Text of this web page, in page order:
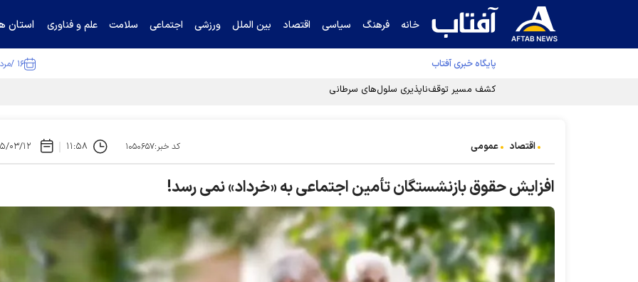
خانه فرهنگ سیاسی اقتصاد بین الملل ورزشی اجتماعی سلامت علم و فناوری استان
پایگاه خبری آفتاب ۱۶ /مرداد /۱۴۰۵
کشف مسیر توقف‌ناپذیری سلول‌های سرطانی
اقتصاد عمومی کد خبر:۱۰۵۰۶۵۷ ۱۱:۵۸ ۱۴۰۵/
افزایش حقوق بازنشستگان تأمین اجتماعی به «خرداد» نمی رسد!